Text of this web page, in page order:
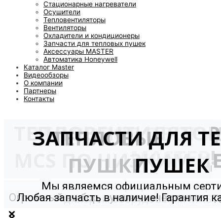
Стационарные нагреватели
Осушители
Тепловентиляторы
Вентиляторы
Охладители и кондиционеры
Запчасти для тепловых пушек
Аксессуары MASTER
Автоматика Honeywell
Каталог Master
Видеообзоры
О компании
Партнеры
Контакты
ТЕПЛОВОЕ
MASTER!
Мы являемся официальным
дилером оборудования
MCS ПО НИЗКИМ
ТЕПЛОВЫЕ
ПУШКИ
Огромный выбор, лучшее качество от
ЗАПЧАСТИ ДЛЯ
ПУШЕК
Любая запчасть в наличие! Гарантия